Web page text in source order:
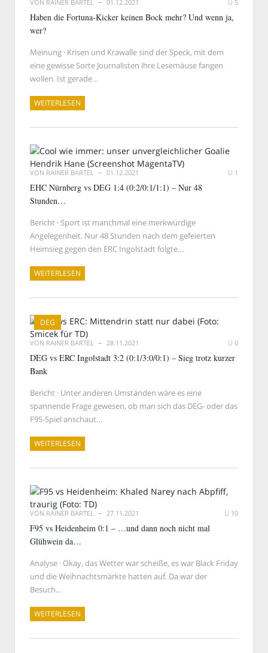
VON RAINER BARTEL 01.12.2021 5
Haben die Fortuna-Kicker keinen Bock mehr? Und wenn ja,
wer?
Meinung · Krisen und Krawalle sind der Speck, mit dem
eine gewisse Sorte Journalisten ihre Lesemäuse fangen
wollen. Ist gerade…
WEITERLESEN
VON RAINER BARTEL 01.12.2021 1
EHC Nürnberg vs DEG 1:4 (0:2/0:1/1:1) – Nur 48
Stunden…
Bericht · Sport ist manchmal eine merkwürdige
Angelegenheit. Nur 48 Stunden nach dem gefeierten
Heimsieg gegen den ERC Ingolstadt folgte…
WEITERLESEN
DEG
VON RAINER BARTEL 28.11.2021 0
DEG vs ERC Ingolstadt 3:2 (0:1/3:0/0:1) – Sieg trotz kurzer
Bank
Bericht · Unter anderen Umständen wäre es eine
spannende Frage gewesen, ob man sich das DEG- oder das
F95-Spiel anschaut…
WEITERLESEN
VON RAINER BARTEL 27.11.2021 10
F95 vs Heidenheim 0:1 – …und dann noch nicht mal
Glühwein da…
Analyse · Okay, das Wetter war scheiße, es war Black Friday
und die Weihnachtsmärkte hatten auf. Da war der
Besuch…
WEITERLESEN